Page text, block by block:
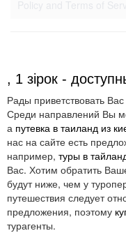
, 1 зірок -
Рады приветствовать
Среди направлений Вы
а путевка в таиланд из
нас на сайте есть
например, туры в
Вас. Хотим обратить
будут ниже, чем у
путешествия следует
предложения, поэтому
турагенты.